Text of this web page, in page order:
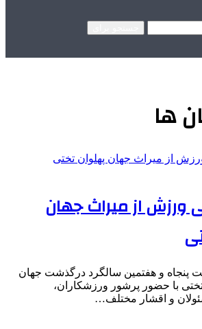
ها
ورزش از میراث جهان
پنجاه و هفتمین سالگرد درگذشت جهان
تختی با حضور پرشور ورزشکاران،
و اقشار مختلف…